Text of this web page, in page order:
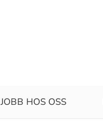
JOBB HOS OSS